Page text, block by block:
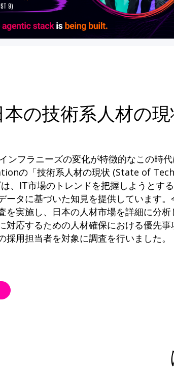
本の技術系人材の
ンフラニーズの変化が特徴的なこの時
の「技術系人材の現状 (State of Tech
、IT市場のトレンドを把握しようとす
ータに基づいた知見を提供しています。
を実施し、日本の人材市場を詳細に分析
対応するための人材確保における優先事
採用担当者を対象に調査を行いました。